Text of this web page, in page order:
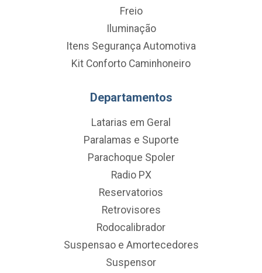
Freio
Iluminação
Itens Segurança Automotiva
Kit Conforto Caminhoneiro
Departamentos
Latarias em Geral
Paralamas e Suporte
Parachoque Spoler
Radio PX
Reservatorios
Retrovisores
Rodocalibrador
Suspensao e Amortecedores
Suspensor